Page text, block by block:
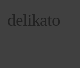
delikato